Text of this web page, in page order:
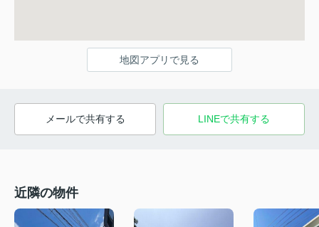
地図アプリで見る
メールで共有する LINEで共有する
近隣の物件